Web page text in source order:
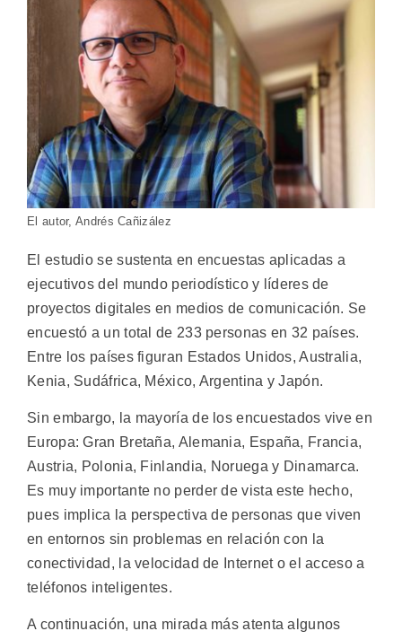
El autor, Andrés Cañizález
El estudio se sustenta en encuestas aplicadas a
ejecutivos del mundo periodístico y líderes de
proyectos digitales en medios de comunicación. Se
encuestó a un total de 233 personas en 32 países.
Entre los países figuran Estados Unidos, Australia,
Kenia, Sudáfrica, México, Argentina y Japón.
Sin embargo, la mayoría de los encuestados vive en
Europa: Gran Bretaña, Alemania, España, Francia,
Austria, Polonia, Finlandia, Noruega y Dinamarca.
Es muy importante no perder de vista este hecho,
pues implica la perspectiva de personas que viven
en entornos sin problemas en relación con la
conectividad, la velocidad de Internet o el acceso a
teléfonos inteligentes.
A continuación, una mirada más atenta algunos